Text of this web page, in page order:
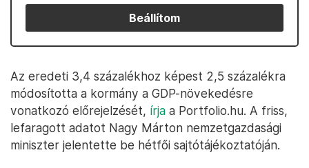
Beállítom
Az eredeti 3,4 százalékhoz képest 2,5 százalékra
módosította a kormány a GDP-növekedésre
vonatkozó előrejelzését, írja a Portfolio.hu. A friss,
lefaragott adatot Nagy Márton nemzetgazdasági
miniszter jelentette be hétfői sajtótájékoztatóján.